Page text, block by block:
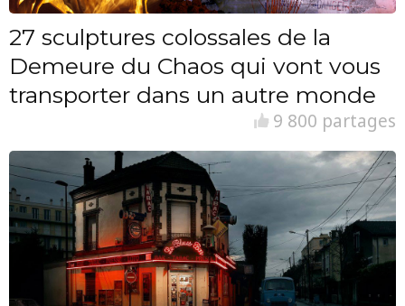
27 sculptures colossales de la
Demeure du Chaos qui vont vous
transporter dans un autre monde
9 800 partages